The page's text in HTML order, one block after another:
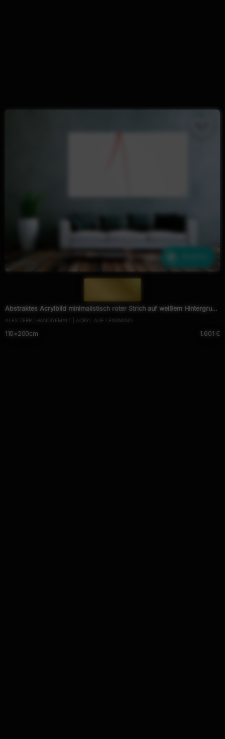
Abstraktes Acrylbild minimalistisch roter Strich auf weißem Hintergrund
modern schlicht expressionistisch
ALEX ZERR | HANDGEMALT | ACRYL AUF LEINWAND
110×200cm 1.601 €